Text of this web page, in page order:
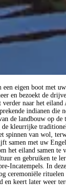
eigen boot met
en bezoekt de
verder naar het
indianen die
de landbouw op de
kleurrijke
spinnen van wol,
samen met uw
het eiland samen te
en gebruiken te
Incatempels. In
ceremoniële
en keert later weer